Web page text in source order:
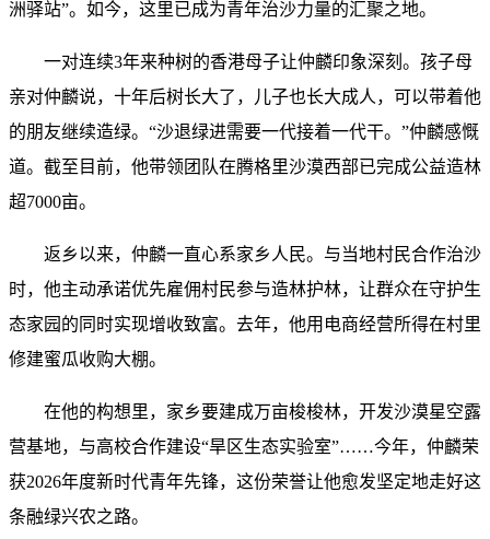
洲驿站”。如今，这里已成为青年治沙力量的汇聚之地。
一对连续3年来种树的香港母子让仲麟印象深刻。孩子母
亲对仲麟说，十年后树长大了，儿子也长大成人，可以带着他
的朋友继续造绿。“沙退绿进需要一代接着一代干。”仲麟感慨
道。截至目前，他带领团队在腾格里沙漠西部已完成公益造林
超7000亩。
返乡以来，仲麟一直心系家乡人民。与当地村民合作治沙
时，他主动承诺优先雇佣村民参与造林护林，让群众在守护生
态家园的同时实现增收致富。去年，他用电商经营所得在村里
修建蜜瓜收购大棚。
在他的构想里，家乡要建成万亩梭梭林，开发沙漠星空露
营基地，与高校合作建设“旱区生态实验室”……今年，仲麟荣
获2026年度新时代青年先锋，这份荣誉让他愈发坚定地走好这
条融绿兴农之路。